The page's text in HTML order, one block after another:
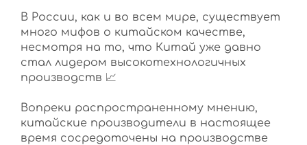
В России, как и во всем мире, существует
много мифов о китайском качестве,
несмотря на то, что Китай уже давно
стал лидером высокотехнологичных
производств 📈
Вопреки распространенному мнению,
китайские производители в настоящее
время сосредоточены на производстве